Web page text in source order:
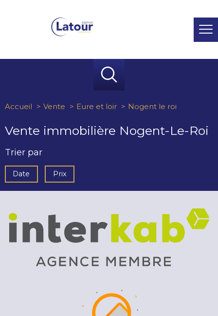
Accueil Vente Eure et loir Nogent le roi
Vente immobilière Nogent-Le-Roi
Trier par
Date Prix